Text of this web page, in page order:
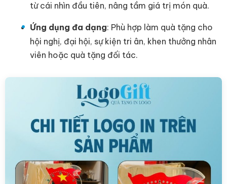
từ cái nhìn đầu tiên, nâng tầm giá trị món quà.
Ứng dụng đa dạng: Phù hợp làm quà tặng cho
hội nghị, đại hội, sự kiện tri ân, khen thưởng nhân
viên hoặc quà tặng đối tác.